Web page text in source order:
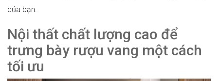
của bạn.
Nội thất chất lượng cao để
trưng bày rượu vang một cách
tối ưu